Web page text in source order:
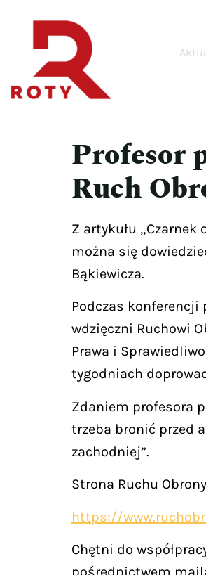
Profesor
Ruch
Z artykułu
można się
Bąkiewicza.
Podczas konferencji
wdzięczni Ruchowi
Prawa i
tygodniach
Zdaniem profesora
trzeba bronić przed
zachodniej”.
Strona Ruchu
https://
Chętni do